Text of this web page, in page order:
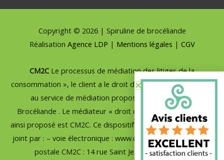
Copyright © 2026 | Spiruline de brocéliande
Réalisation Agence LDP | Mentions légales | CGV
CM2CLe processus de médiation des litiges de la
consommation », le client a le droit de recourir gratuitement
au service de médiation proposé par Spiruline de
Brocéliande . Le médiateur « droit de la consommation »
ainsi proposé est CM2C. Ce dispositif de médiation peut être
joint par : – voie électronique : www.cm2c.net ; – ou par voie
postale CM2C : 14 rue Saint Jean 75017 Paris ».